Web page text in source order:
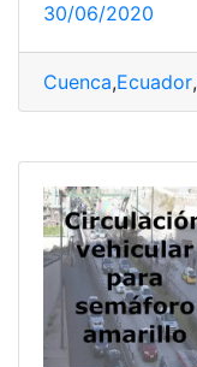
30/06/2020
Cuenca,Ecuador,